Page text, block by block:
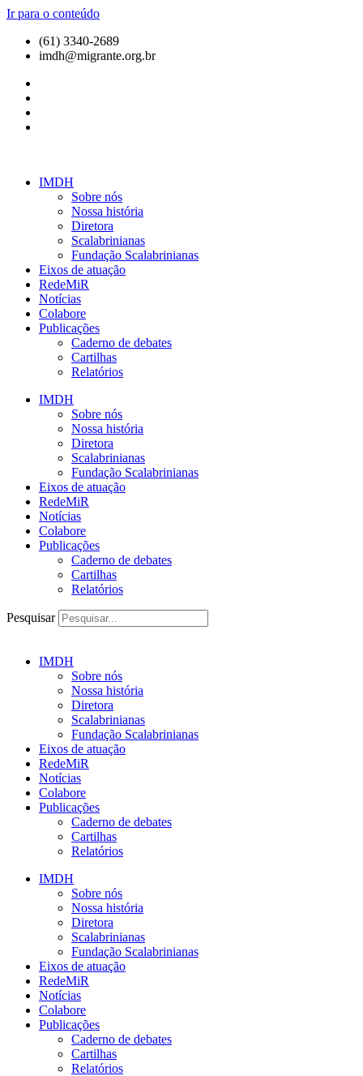
Ir para o conteúdo
(61) 3340-2689
imdh@migrante.org.br
IMDH
Sobre nós
Nossa história
Diretora
Scalabrinianas​
Fundação Scalabrinianas​
Eixos de atuação
RedeMiR
Notícias​
Colabore
Publicações
Caderno de debates
Cartilhas
Relatórios
IMDH
Sobre nós
Nossa história
Diretora
Scalabrinianas​
Fundação Scalabrinianas​
Eixos de atuação
RedeMiR
Notícias​
Colabore
Publicações
Caderno de debates
Cartilhas
Relatórios
Pesquisar
IMDH
Sobre nós
Nossa história
Diretora
Scalabrinianas​
Fundação Scalabrinianas​
Eixos de atuação
RedeMiR
Notícias​
Colabore
Publicações
Caderno de debates
Cartilhas
Relatórios
IMDH
Sobre nós
Nossa história
Diretora
Scalabrinianas​
Fundação Scalabrinianas​
Eixos de atuação
RedeMiR
Notícias​
Colabore
Publicações
Caderno de debates
Cartilhas
Relatórios